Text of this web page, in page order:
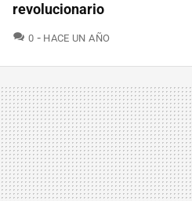
revolucionario
0 COMENTARIOS
HACE UN AÑO